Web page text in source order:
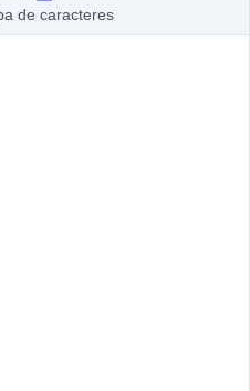
de caracteres